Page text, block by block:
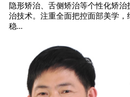
隐形矫治、舌侧矫治等个性化矫
治技术。注重全面把控面部美学，
稳...